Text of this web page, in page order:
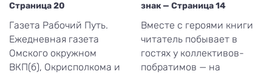
Страница 20
Газета Рабочий Путь.
Ежедневная газета
Омского окружном
ВКП(б), Окрисполкома и
знак — Страница 14
Вместе с героями книги
читатель побывает в
гостях у коллективов-
побратимов — на